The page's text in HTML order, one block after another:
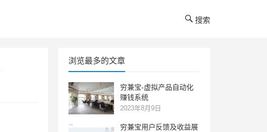
搜索
浏览最多的文章
穷兼宝-虚拟产品自动化
赚钱系统
2023年8月9日
穷兼宝用户反馈及收益展